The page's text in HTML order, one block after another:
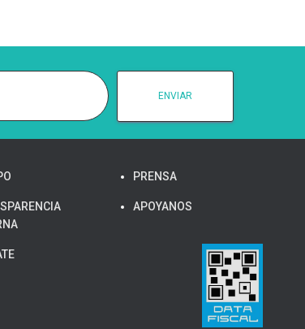
PRENSA
APOYANOS